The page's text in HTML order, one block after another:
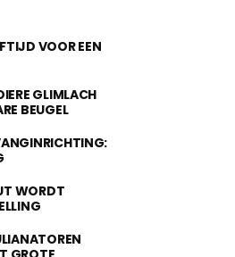
VOOR EEN
GLIMLACH
BEUGEL
WORDT